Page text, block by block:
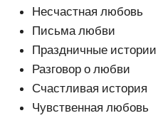
Несчастная любовь
Письма любви
Праздничные истории
Разговор о любви
Счастливая история
Чувственная любовь